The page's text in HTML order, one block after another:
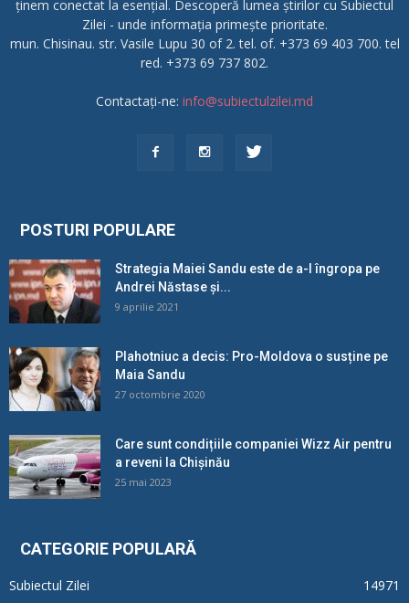
ținem conectat la esențial. Descoperă lumea știrilor cu Subiectul
Zilei - unde informația primește prioritate.
mun. Chisinau. str. Vasile Lupu 30 of 2. tel. of. +373 69 403 700. tel
red. +373 69 737 802.
Contactați-ne: info@subiectulzilei.md
POSTURI POPULARE
Strategia Maiei Sandu este de a-l îngropa pe
Andrei Năstase și...
9 aprilie 2021
Plahotniuc a decis: Pro-Moldova o susține pe
Maia Sandu
27 octombrie 2020
Care sunt condițiile companiei Wizz Air pentru
a reveni la Chișinău
25 mai 2023
CATEGORIE POPULARĂ
Subiectul Zilei 14971